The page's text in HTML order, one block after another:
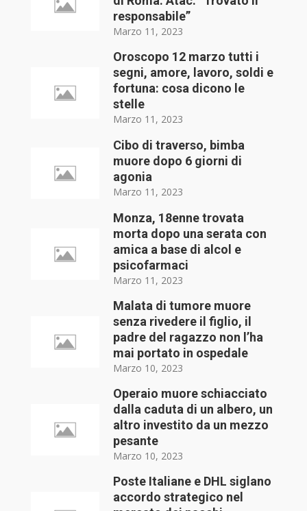
responsabile”
Marzo 11, 2023
Oroscopo 12 marzo tutti i
segni, amore, lavoro, soldi e
fortuna: cosa dicono le
stelle
Marzo 11, 2023
Cibo di traverso, bimba
muore dopo 6 giorni di
agonia
Marzo 11, 2023
Monza, 18enne trovata
morta dopo una serata con
amica a base di alcol e
psicofarmaci
Marzo 11, 2023
Malata di tumore muore
senza rivedere il figlio, il
padre del ragazzo non l’ha
mai portato in ospedale
Marzo 10, 2023
Operaio muore schiacciato
dalla caduta di un albero, un
altro investito da un mezzo
pesante
Marzo 10, 2023
Poste Italiane e DHL siglano
accordo strategico nel